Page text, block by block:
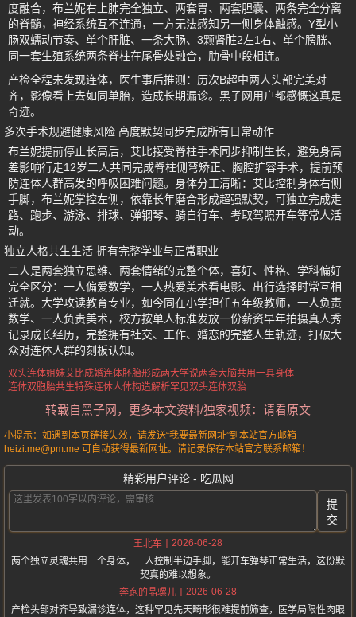
度融合，布兰妮右上肺完全独立、两套胃、两套胆囊、两条完全分离
的脊髓，神经系统互不连通，一方无法感知另一侧身体触感。Y型小
肠双蠕动节奏、单个肝脏、一条大肠、3颗肾脏2左1右、单个膀胱、
同一套生殖系统两条脊柱在尾骨处融合，肋骨中段相连。
产检全程未发现连体，医生事后推测：历次B超中两人头部完美对
齐，影像看上去如同单胎，造成长期漏诊。黑子网用户都感慨这真是
奇迹。
多次手术规避健康风险 高度默契同步完成所有日常动作
布兰妮提前停止长高后，艾比接受脊柱手术同步抑制生长，避免身高
差影响行走12岁二人共同完成脊柱侧弯矫正、胸腔扩容手术，提前预
防连体人群高发的呼吸困难问题。身体分工清晰：艾比控制身体右侧
手脚，布兰妮掌控左侧，依靠长年磨合形成超强默契，可独立完成走
路、跑步、游泳、排球、弹钢琴、骑自行车、考取驾照开车等常人活
动。
独立人格共生生活 拥有完整学业与正常职业
二人是两套独立思维、两套情绪的完整个体，喜好、性格、学科偏好
完全区分：一人偏爱数学，一人热爱美术看电影、出行选择时常互相
迁就。大学攻读教育专业，如今同在小学担任五年级教师，一人负责
数学、一人负责美术，校方按单人标准发放一份薪资早年拍摄真人秀
记录成长经历，完整拥有社交、工作、婚恋的完整人生轨迹，打破大
众对连体人群的刻板认知。
双头连体姐妹艾比成婚连体胚胎形成两大学说两套大脑共用一具身体
连体双胞胎共生特殊连体人体构造解析罕见双头连体双胎
转载自黑子网，更多本文资料/独家视频：请看原文
小提示：如遇到本页链接失效，请发送“我要最新网址”到本站官方邮箱
heizi.me@pm.me 可自动获得最新网址。请记录保存本站官方联系邮箱！
精彩用户评论 - 吃瓜网
提
交
王北车
2026-06-28
两个独立灵魂共用一个身体，一人控制半边手脚，能开车弹琴正常生活，这份默
契真的难以想象。
奔跑的晶骡儿
2026-06-28
产检头部对齐导致漏诊连体，这种罕见先天畸形很难提前筛查，医学局限性肉眼